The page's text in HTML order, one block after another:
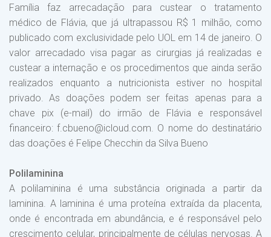
Família faz arrecadação para custear o tratamento
médico de Flávia, que já ultrapassou R$ 1 milhão, como
publicado com exclusividade pelo UOL em 14 de janeiro. O
valor arrecadado visa pagar as cirurgias já realizadas e
custear a internação e os procedimentos que ainda serão
realizados enquanto a nutricionista estiver no hospital
privado. As doações podem ser feitas apenas para a
chave pix (e-mail) do irmão de Flávia e responsável
financeiro: f.cbueno@icloud.com. O nome do destinatário
das doações é Felipe Checchin da Silva Bueno
Polilaminina
A polilaminina é uma substância originada a partir da
laminina. A laminina é uma proteína extraída da placenta,
onde é encontrada em abundância, e é responsável pelo
crescimento celular, principalmente de células nervosas. A